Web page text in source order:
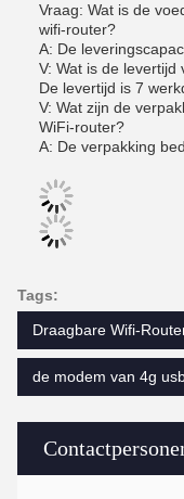
Vraag: Wat is de
wifi-router?
A: De
V: Wat is de
De levertijd is 7
V: Wat zijn de
WiFi-router?
A: De verpakking
Tags:
Draagbare Wifi-
de modem van 4g